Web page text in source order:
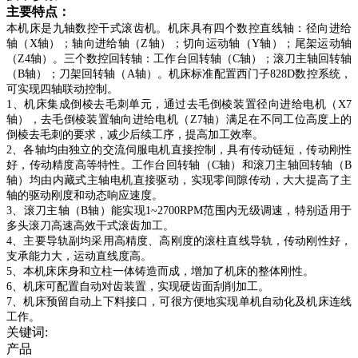
主要特点：
本机床是九轴数控干式滚齿机。机床具有四个数控直线轴：径向进给
轴（X轴）；轴向进给轴（Z轴）；切向运动轴（Y轴）；尾架运动轴
（Z4轴）。三个数控回转轴：工作台回转轴（C轴）；滚刀主轴回转轴
（B轴）；刀架回转轴（A轴）。机床标准配置西门子828D数控系统，
可实现四轴联动控制。
1 、机床集成倒棱去毛刺单元，通过去毛倒棱装置径向进给电机（X7
轴），去毛倒棱装置轴向进给电机（Z7轴）满足在不同工位高度上的
倒棱去毛刺的要求，减少后续工序，提高加工效率。
2、各轴均由独立的交流伺服电机直接控制，具有传动链短，传动刚性
好，传动精度高等特性。工作台回转轴（C轴）和滚刀主轴回转轴（B
轴）均由内藏式主轴电机直接驱动，实现零间隙传动，大大提高了主
轴的驱动刚度和动态响应速度。
3、滚刀主轴（B轴）能实现1~2700RPM范围内无级调速，特别适用于
多头滚刀高速高效干式滚齿加工。
4、主要导轨副均采用高精度、高刚度的滚柱直线导轨，传动刚性好，
支承能力大，运动直线度高。
5、本机床床身和立柱一体铸造而成，增加了机床的整体刚性。
6、机床可配置自动对齿装置，实现硬齿面刮削加工。
7、机床预留自动上下料接口，可很方便地实现单机自动化及机床连线
工作。
关键词:
产品